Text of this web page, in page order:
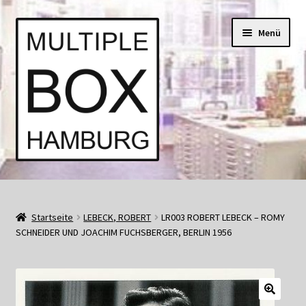
Zur
Navigation
Springe
zum
Menü
Start
AGB
Bücher und Kataloge
Startseite LEBECK, ROBERT
LR003 ROBERT LEBECK – ROMY
SCHNEIDER UND JOACHIM FUCHSBERGER, BERLIN 1956